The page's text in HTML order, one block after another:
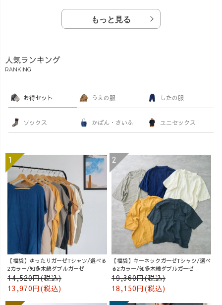
もっと見る
人気ランキング
RANKING
お得セット うえの服 したの服
ソックス かばん・さいふ ユニセックス
【福袋】ゆったりガーゼTシャツ/選べる
2カラー/知多木綿ダブルガーゼ
14,520円(税込)
13,970円(税込)
【福袋】キーネックガーゼTシャツ/選べ
る2カラー/知多木綿ダブルガーゼ
19,360円(税込)
18,150円(税込)